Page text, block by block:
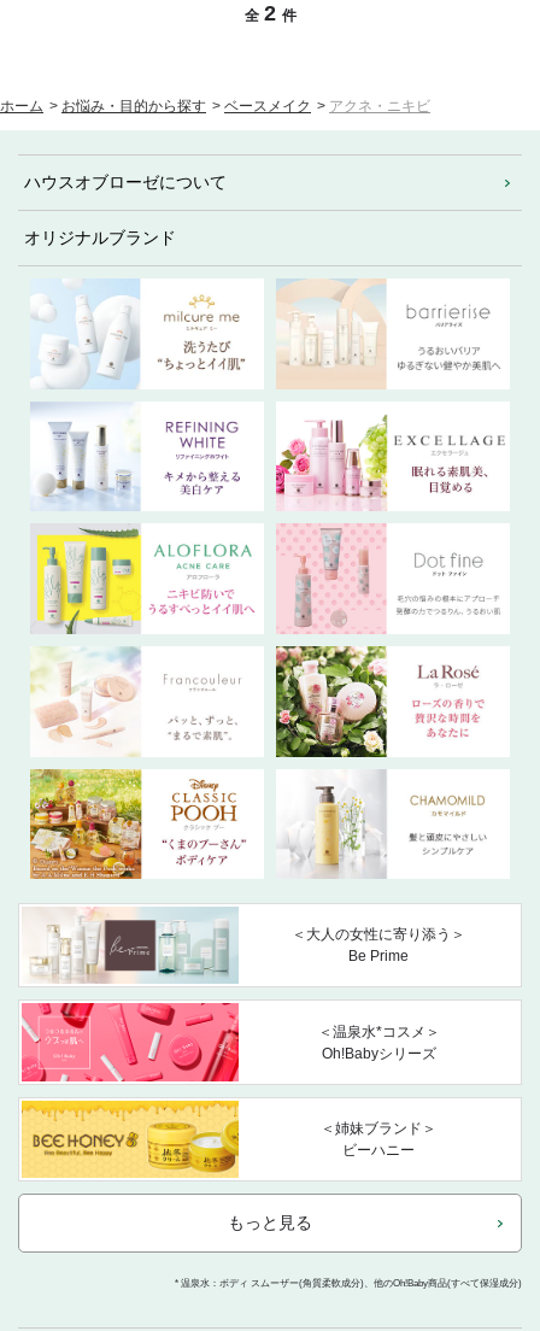
全 2 件
ホーム > お悩み・目的から探す > ベースメイク > アクネ・ニキビ
ハウスオブローゼについて
オリジナルブランド
＜大人の女性に寄り添う＞
Be Prime
＜温泉水*コスメ＞
Oh!Babyシリーズ
＜姉妹ブランド＞
ビーハニー
もっと見る
* 温泉水：ボディ スムーザー(角質柔軟成分)、他のOh!Baby商品(すべて保湿成分)